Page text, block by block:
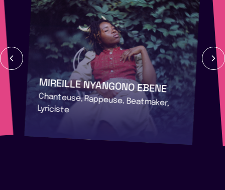
MIREILLE NYANGONO EBENE
Chanteuse, Rappeuse, Beatmaker,
Lyriciste